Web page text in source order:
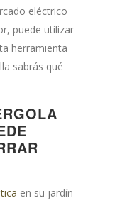
eléctrico
puede utilizar
herramienta
sabrás qué
en su jardín